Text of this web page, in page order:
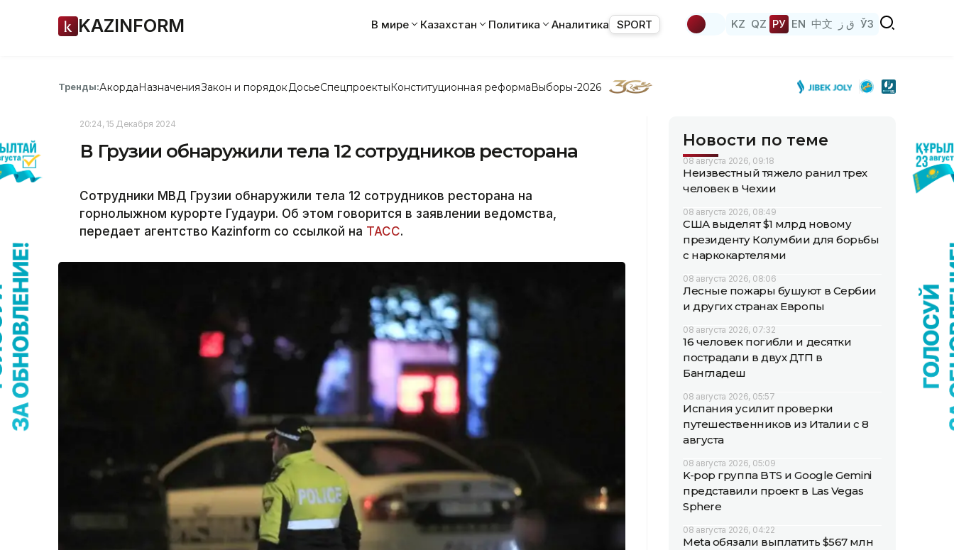
KAZINFORM В мире Казахстан Политика Аналитика SPORT KZ QZ РУ EN 中文 ق ز ЎЗ
Тренды:АкордаНазначенияЗакон и порядок ДосьеСпецпроектыКонституционная реформаВыборы-2026
20:24, 15 Декабря 2024
В Грузии обнаружили тела 12 сотрудников ресторана
Сотрудники МВД Грузии обнаружили тела 12 сотрудников ресторана на
горнолыжном курорте Гудаури. Об этом говорится в заявлении ведомства,
передает агентство Kazinform со ссылкой на ТАСС.
Новости по теме
08 августа 2026, 09:18
Неизвестный тяжело ранил трех
человек в Чехии
08 августа 2026, 08:49
США выделят $1 млрд новому
президенту Колумбии для борьбы
с наркокартелями
08 августа 2026, 08:06
Лесные пожары бушуют в Сербии
и других странах Европы
08 августа 2026, 07:32
16 человек погибли и десятки
пострадали в двух ДТП в
Бангладеш
08 августа 2026, 05:57
Испания усилит проверки
путешественников из Италии с 8
августа
08 августа 2026, 05:09
K-pop группа BTS и Google Gemini
представили проект в Las Vegas
Sphere
08 августа 2026, 04:22
Meta обязали выплатить $567 млн